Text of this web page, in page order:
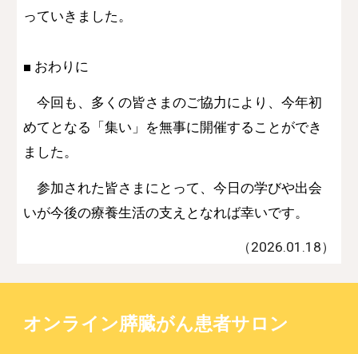
っていきました。
■ おわりに
今回も、多くの皆さまのご協力により、今年初
めてとなる「集い」を無事に開催することができ
ました。
参加された皆さまにとって、今日の学びや出会
いが今後の療養生活の支えとなれば幸いです。
（2026.01.18）
オンライン膵臓がん患者サロン